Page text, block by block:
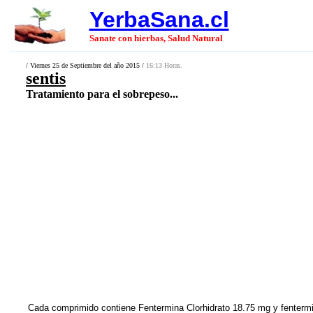
YerbaSana.cl
Sanate con hierbas, Salud Natural
/ Viernes 25 de Septiembre del año 2015 / 16:13 Horas.
sentis
Tratamiento para el sobrepeso...
Cada comprimido contiene Fentermina Clorhidrato 18.75 mg y